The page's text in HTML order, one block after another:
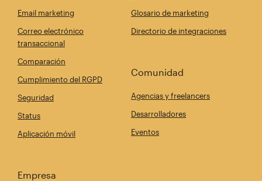
Email marketing
Correo electrónico
transaccional
Comparación
Cumplimiento del RGPD
Seguridad
Status
Aplicación móvil
Glosario de marketing
Directorio de integraciones
Comunidad
Agencias y freelancers
Desarrolladores
Eventos
Empresa